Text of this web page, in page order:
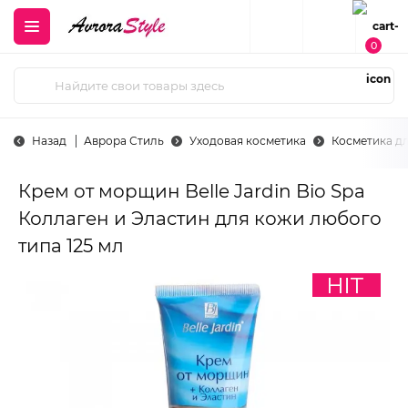
0
Назад Аврора Стиль Уходовая косметика Косметика
Крем от морщин Belle Jardin Bio Spa
Коллаген и Эластин для кожи любого
типа 125 мл